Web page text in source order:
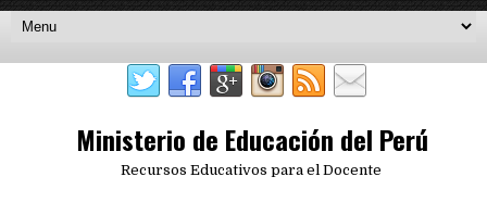
Ministerio de Educación del Perú
Recursos Educativos para el Docente